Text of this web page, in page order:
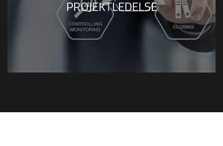
vil typisk føre til et dårligt resultat.
Eksempler herpå kan være tekniske
installationer, der er i konflikt med inventar
en arbejdsplads, der ikke lever op til
PROJEKTLEDELSE